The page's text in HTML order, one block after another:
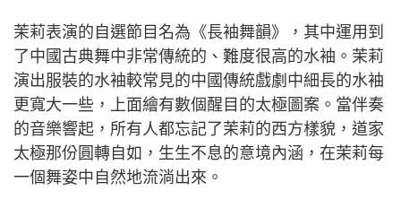
茉莉表演的自選節目名為《長袖舞韻》，其中運用到
了中國古典舞中非常傳統的、難度很高的水袖。茉莉
演出服裝的水袖較常見的中國傳統戲劇中細長的水袖
更寬大一些，上面繪有數個醒目的太極圖案。當伴奏
的音樂響起，所有人都忘記了茉莉的西方樣貌，道家
太極那份圓轉自如，生生不息的意境內涵，在茉莉每
一個舞姿中自然地流淌出來。